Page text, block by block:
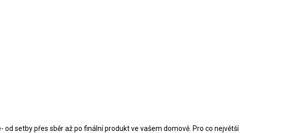
- od setby přes sběr až po finální produkt ve vašem domově. Pro co největší